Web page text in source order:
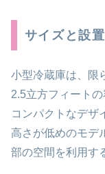
サイズと設
小型冷蔵庫は、限
2.5立方フィート
コンパクトなデザ
高さが低めのモデ
部の空間を利用す